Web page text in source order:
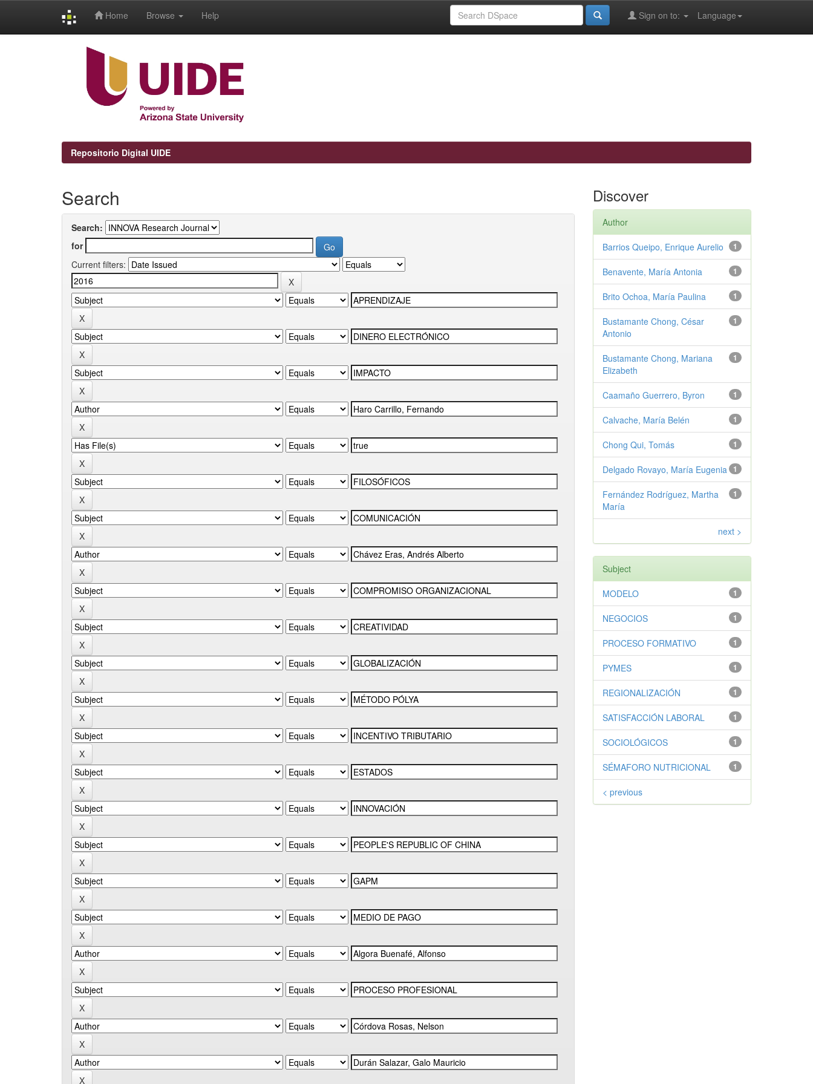
Home Browse Help Language
Sign on to:
Repositorio Digital UIDE
Search
Search:
for
Current filters:
Discover
Author
1
Barrios Queipo, Enrique Aurelio
1
Benavente, María Antonia
1
Brito Ochoa, María Paulina
1
Bustamante Chong, César
Antonio
1
Bustamante Chong, Mariana
Elizabeth
1
Caamaño Guerrero, Byron
1
Calvache, María Belén
1
Chong Qui, Tomás
1
Delgado Rovayo, María Eugenia
1
Fernández Rodríguez, Martha
María
next >
Subject
1
MODELO
1
NEGOCIOS
1
PROCESO FORMATIVO
1
PYMES
1
REGIONALIZACIÓN
1
SATISFACCIÓN LABORAL
1
SOCIOLÓGICOS
1
SÉMAFORO NUTRICIONAL
< previous